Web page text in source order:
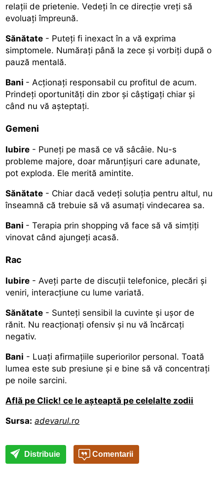
relaţii de prietenie. Vedeţi în ce direcţie vreţi să
evoluaţi împreună.
Sănătate - Puteţi fi inexact în a vă exprima
simptomele. Număraţi până la zece şi vorbiţi după o
pauză mentală.
Bani - Acţionaţi responsabil cu profitul de acum.
Prindeţi oportunităţi din zbor şi câştigaţi chiar şi
când nu vă aşteptaţi.
Gemeni
Iubire - Puneţi pe masă ce vă sâcâie. Nu-s
probleme majore, doar mărunţişuri care adunate,
pot exploda. Ele merită amintite.
Sănătate - Chiar dacă vedeţi soluţia pentru altul, nu
înseamnă că trebuie să vă asumaţi vindecarea sa.
Bani - Terapia prin shopping vă face să vă simțiți
vinovat când ajungeți acasă.
Rac
Iubire - Aveți parte de discuții telefonice, plecări și
veniri, interacțiune cu lume variată.
Sănătate - Sunteți sensibil la cuvinte și ușor de
rănit. Nu reacționați ofensiv și nu vă încărcați
negativ.
Bani - Luați afirmațiile superiorilor personal. Toată
lumea este sub presiune și e bine să vă concentrați
pe noile sarcini.
Află pe Click! ce le așteaptă pe celelalte zodii
Sursa: adevarul.ro
Distribuie Comentarii